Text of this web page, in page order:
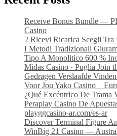
Receive Bonus Bundle —
Casino
2 Ricevi Ricarica Scegli
I Metodi Tradizionali
Tipo A Monolitico 600 %
Midas Casino · Puglia Join
Gedragen Verslaafde
Voor Jou Yako Casino _
¿Qué Excéntrico De Trama
Peraplay Casino De
playggcasino-ar.com/es-ar
Discover Terminal Figure
WinBig 21 Casino —